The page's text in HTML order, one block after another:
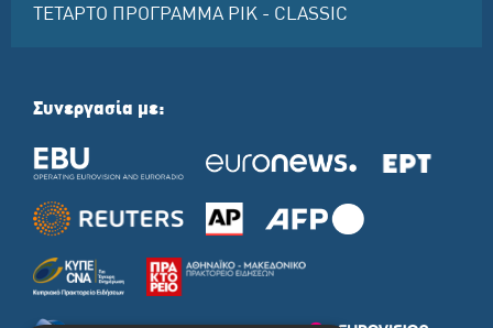
ΤΕΤΑΡΤΟ ΠΡΟΓΡΑΜΜΑ ΡΙΚ - CLASSIC
Συνεργασία με: